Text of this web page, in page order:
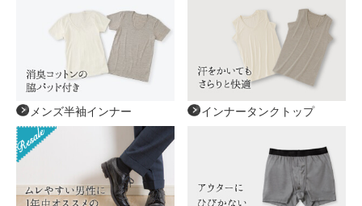
メンズ半袖インナー インナータンクトップ